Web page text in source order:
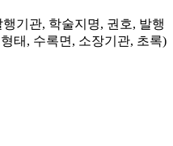
기관, 학술지명, 권호, 발행
태, 수록면, 소장기관, 초록)